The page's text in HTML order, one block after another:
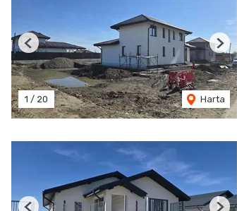
1 / 20 Harta
Previous Next